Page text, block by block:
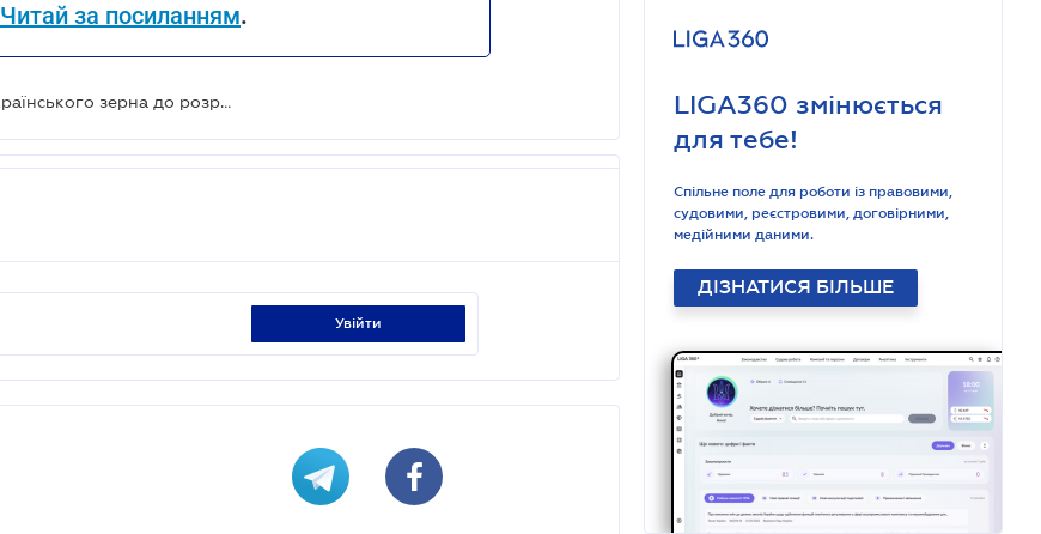
Читай за посиланням.
Польща збереже ембарго на імпорт українського зерна до розроблення ЄС нових правил
увійти
LIGA360 змінюється
для тебе!
Спільне поле для роботи із правовими,
судовими, реєстровими, договірними,
медійними даними.
ДІЗНАТИСЯ БІЛЬШЕ